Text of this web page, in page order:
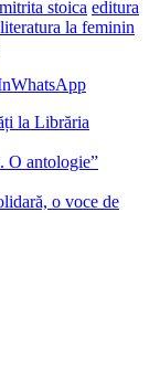
stoica editura
literatura la feminin
WhatsApp
la Librăria
o voce de